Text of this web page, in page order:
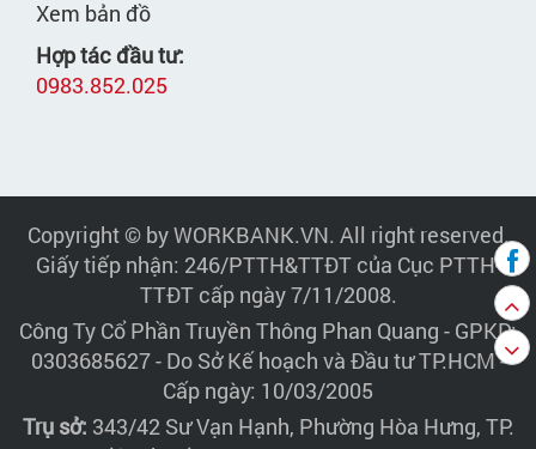
Xem bản đồ
Hợp tác đầu tư:
0983.852.025
Copyright © by WORKBANK.VN. All right reserved.
Giấy tiếp nhận: 246/PTTH&TTĐT của Cục PTTH-
TTĐT cấp ngày 7/11/2008.
Công Ty Cổ Phần Truyền Thông Phan Quang - GPKD:
0303685627 - Do Sở Kế hoạch và Đầu tư TP.HCM -
Cấp ngày: 10/03/2005
Trụ sở: 343/42 Sư Vạn Hạnh, Phường Hòa Hưng, TP.